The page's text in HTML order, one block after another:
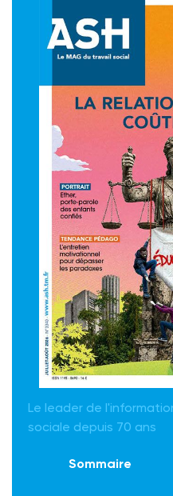
Le leader de
sociale depuis 70 ans
Sommaire